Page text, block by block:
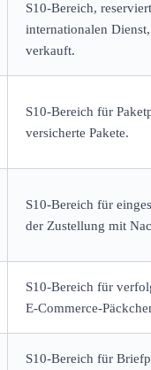
S10-Bereich,
internationalen
verkauft.
S10-Bereich für
versicherte Pakete.
S10-Bereich für
der Zustellung mit
S10-Bereich für
E-Commerce-
S10-Bereich für